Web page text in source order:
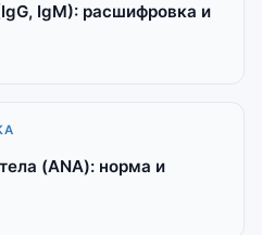
IgM): расшифровка и
(ANA): норма и